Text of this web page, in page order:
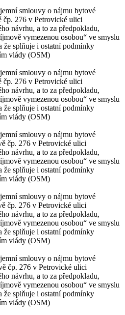
smlouvy o nájmu bytové
čp. 276 v Petrovické ulici
návrhu, a to za předpokladu,
vymezenou osobou“ ve smyslu
že splňuje i ostatní podmínky
vlády (OSM)
smlouvy o nájmu bytové
čp. 276 v Petrovické ulici
návrhu, a to za předpokladu,
vymezenou osobou“ ve smyslu
že splňuje i ostatní podmínky
vlády (OSM)
smlouvy o nájmu bytové
čp. 276 v Petrovické ulici
návrhu, a to za předpokladu,
vymezenou osobou“ ve smyslu
že splňuje i ostatní podmínky
vlády (OSM)
smlouvy o nájmu bytové
čp. 276 v Petrovické ulici
návrhu, a to za předpokladu,
vymezenou osobou“ ve smyslu
že splňuje i ostatní podmínky
vlády (OSM)
smlouvy o nájmu bytové
čp. 276 v Petrovické ulici
návrhu, a to za předpokladu,
vymezenou osobou“ ve smyslu
že splňuje i ostatní podmínky
vlády (OSM)